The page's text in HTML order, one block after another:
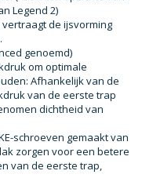
Legend 2)
de ijsvorming
genoemd)
om optimale
Afhankelijk van de
van de eerste trap
dichtheid van
schroeven gemaakt van
zorgen voor een betere
van de eerste trap,